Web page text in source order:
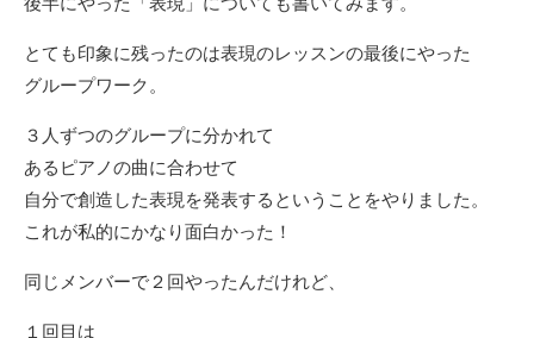
とても印象に残ったのは表現のレッスンの最後にやった
グループワーク。
３人ずつのグループに分かれて
あるピアノの曲に合わせて
自分で創造した表現を発表するということをやりました。
これが私的にかなり面白かった！
同じメンバーで２回やったんだけれど、
１回目は